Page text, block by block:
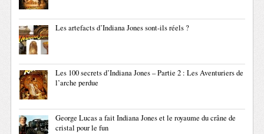
Les artefacts d’Indiana Jones sont-ils réels ?
Les 100 secrets d’Indiana Jones – Partie 2 : Les Aventuriers de
l’arche perdue
George Lucas a fait Indiana Jones et le royaume du crâne de
cristal pour le fun